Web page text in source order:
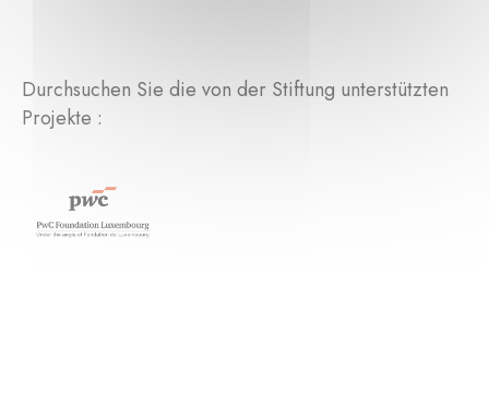
Durchsuchen Sie die von der Stiftung unterstützten
Projekte :